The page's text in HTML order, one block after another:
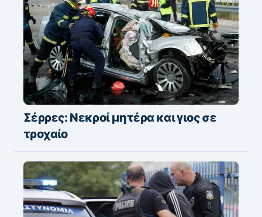
Σέρρες: Νεκροί μητέρα και γιος σε
τροχαίο